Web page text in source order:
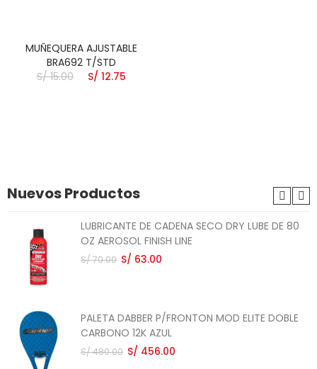
MUÑEQUERA AJUSTABLE
BRA692 T/STD
S/ 15.00
S/ 12.75
Nuevos Productos
LUBRICANTE DE CADENA SECO DRY LUBE DE 80
OZ AEROSOL FINISH LINE
S/ 70.00 S/ 63.00
PALETA DABBER P/FRONTON MOD ELITE DOBLE
CARBONO 12K AZUL
S/ 480.00 S/ 456.00